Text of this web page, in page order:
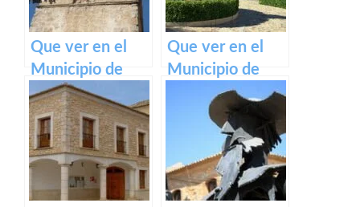
Que ver en el
Municipio de
Beamud en
Castilla La
Mancha
Que ver en el
Municipio de
Nambroca en
Castilla La
Mancha